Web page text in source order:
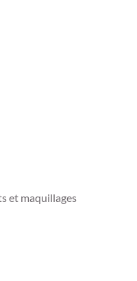
et maquillages